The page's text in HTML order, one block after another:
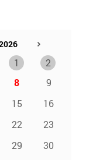
1
2
8
9
15
16
22
23
29
30